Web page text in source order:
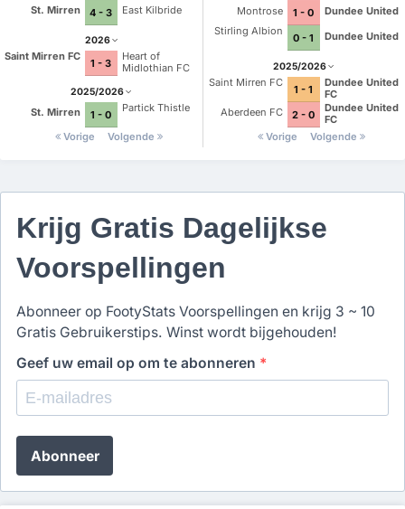
St. Mirren
4 - 3 East Kilbride
2026
Saint Mirren FC
1 - 3
Heart of
Midlothian FC
2025/2026
St. Mirren 1 - 0
Partick Thistle
Vorige Volgende
Montrose 1 - 0
Dundee United
Stirling Albion
0 - 1 Dundee United
2025/2026
Saint Mirren FC
1 - 1
Dundee United
FC
Aberdeen FC
2 - 0
Dundee United
FC
Vorige
Volgende
Krijg Gratis Dagelijkse
Voorspellingen
Abonneer op FootyStats Voorspellingen en krijg 3 ~ 10
Gratis Gebruikerstips. Winst wordt bijgehouden!
Geef uw email op om te abonneren *
Abonneer